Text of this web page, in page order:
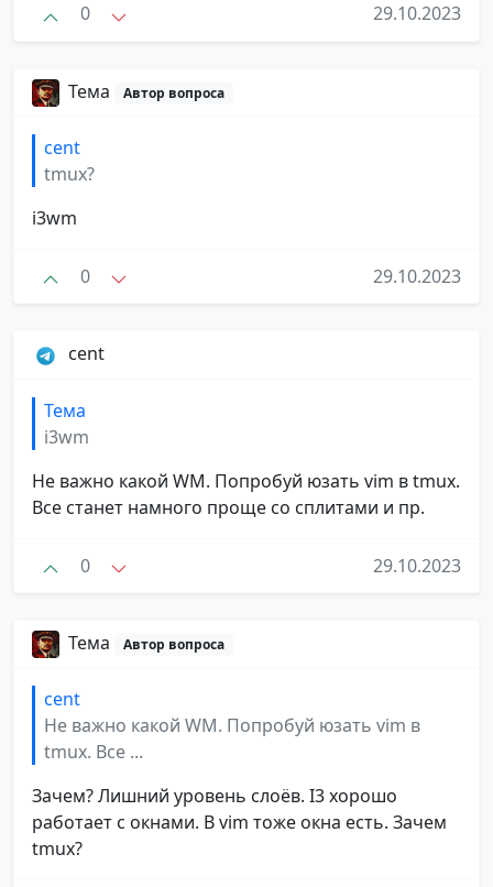
0 29.10.2023
Тема Автор вопроса
cent
tmux?
i3wm
0 29.10.2023
cent
Тема
i3wm
Не важно какой WM. Попробуй юзать vim в tmux.
Все станет намного проще со сплитами и пр.
0 29.10.2023
Тема Автор вопроса
cent
Не важно какой WM. Попробуй юзать vim в
tmux. Все ...
Зачем? Лишний уровень слоёв. I3 хорошо
работает с окнами. В vim тоже окна есть. Зачем
tmux?